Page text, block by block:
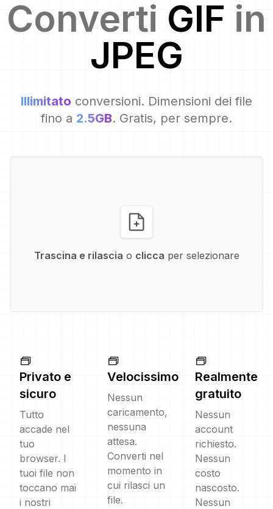
Converti GIF in
JPEG
Illimitato conversioni. Dimensioni dei file
fino a 2.5GB. Gratis, per sempre.
Trascina e rilascia o clicca per selezionare
Privato e
sicuro
Tutto
accade nel
tuo
browser. I
tuoi file non
toccano mai
i nostri
Velocissimo
Nessun
caricamento,
nessuna
attesa.
Converti nel
momento in
cui rilasci un
file.
Realmente
gratuito
Nessun
account
richiesto.
Nessun
costo
nascosto.
Nessun